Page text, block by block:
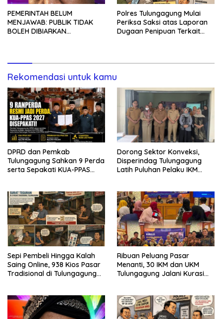
PEMERINTAH BELUM
MENJAWAB: PUBLIK TIDAK
BOLEH DIBIARKAN
Polres Tulungagung Mulai
Periksa Saksi atas Laporan
Dugaan Penipuan Terkait
Rekomendasi untuk kamu
DPRD dan Pemkab
Tulungagung Sahkan 9 Perda
serta Sepakati KUA-PPAS
Dorong Sektor Konveksi,
Disperindag Tulungagung
Latih Puluhan Pelaku IKM
Sepi Pembeli Hingga Kalah
Saing Online, 938 Kios Pasar
Tradisional di Tulungagung
Ribuan Peluang Pasar
Menanti, 30 IKM dan UKM
Tulungagung Jalani Kurasi